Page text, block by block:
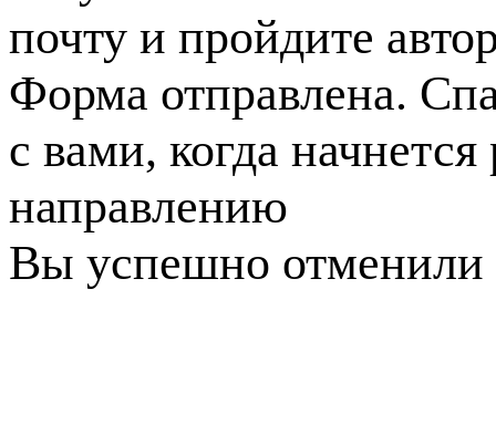
почту и пройдите
Форма отправлена.
с вами, когда
направлению
Вы успешно отменили